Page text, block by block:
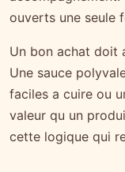
ouverts une seule
Un bon achat doit
Une sauce
faciles a cuire ou
valeur qu un
cette logique qui